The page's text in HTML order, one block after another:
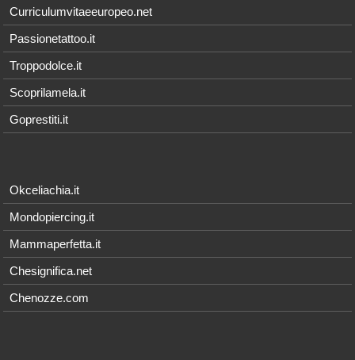
Curriculumvitaeeuropeo.net
Passionetattoo.it
Troppodolce.it
Scoprilamela.it
Goprestiti.it
Okceliachia.it
Mondopiercing.it
Mammaperfetta.it
Chesignifica.net
Chenozze.com